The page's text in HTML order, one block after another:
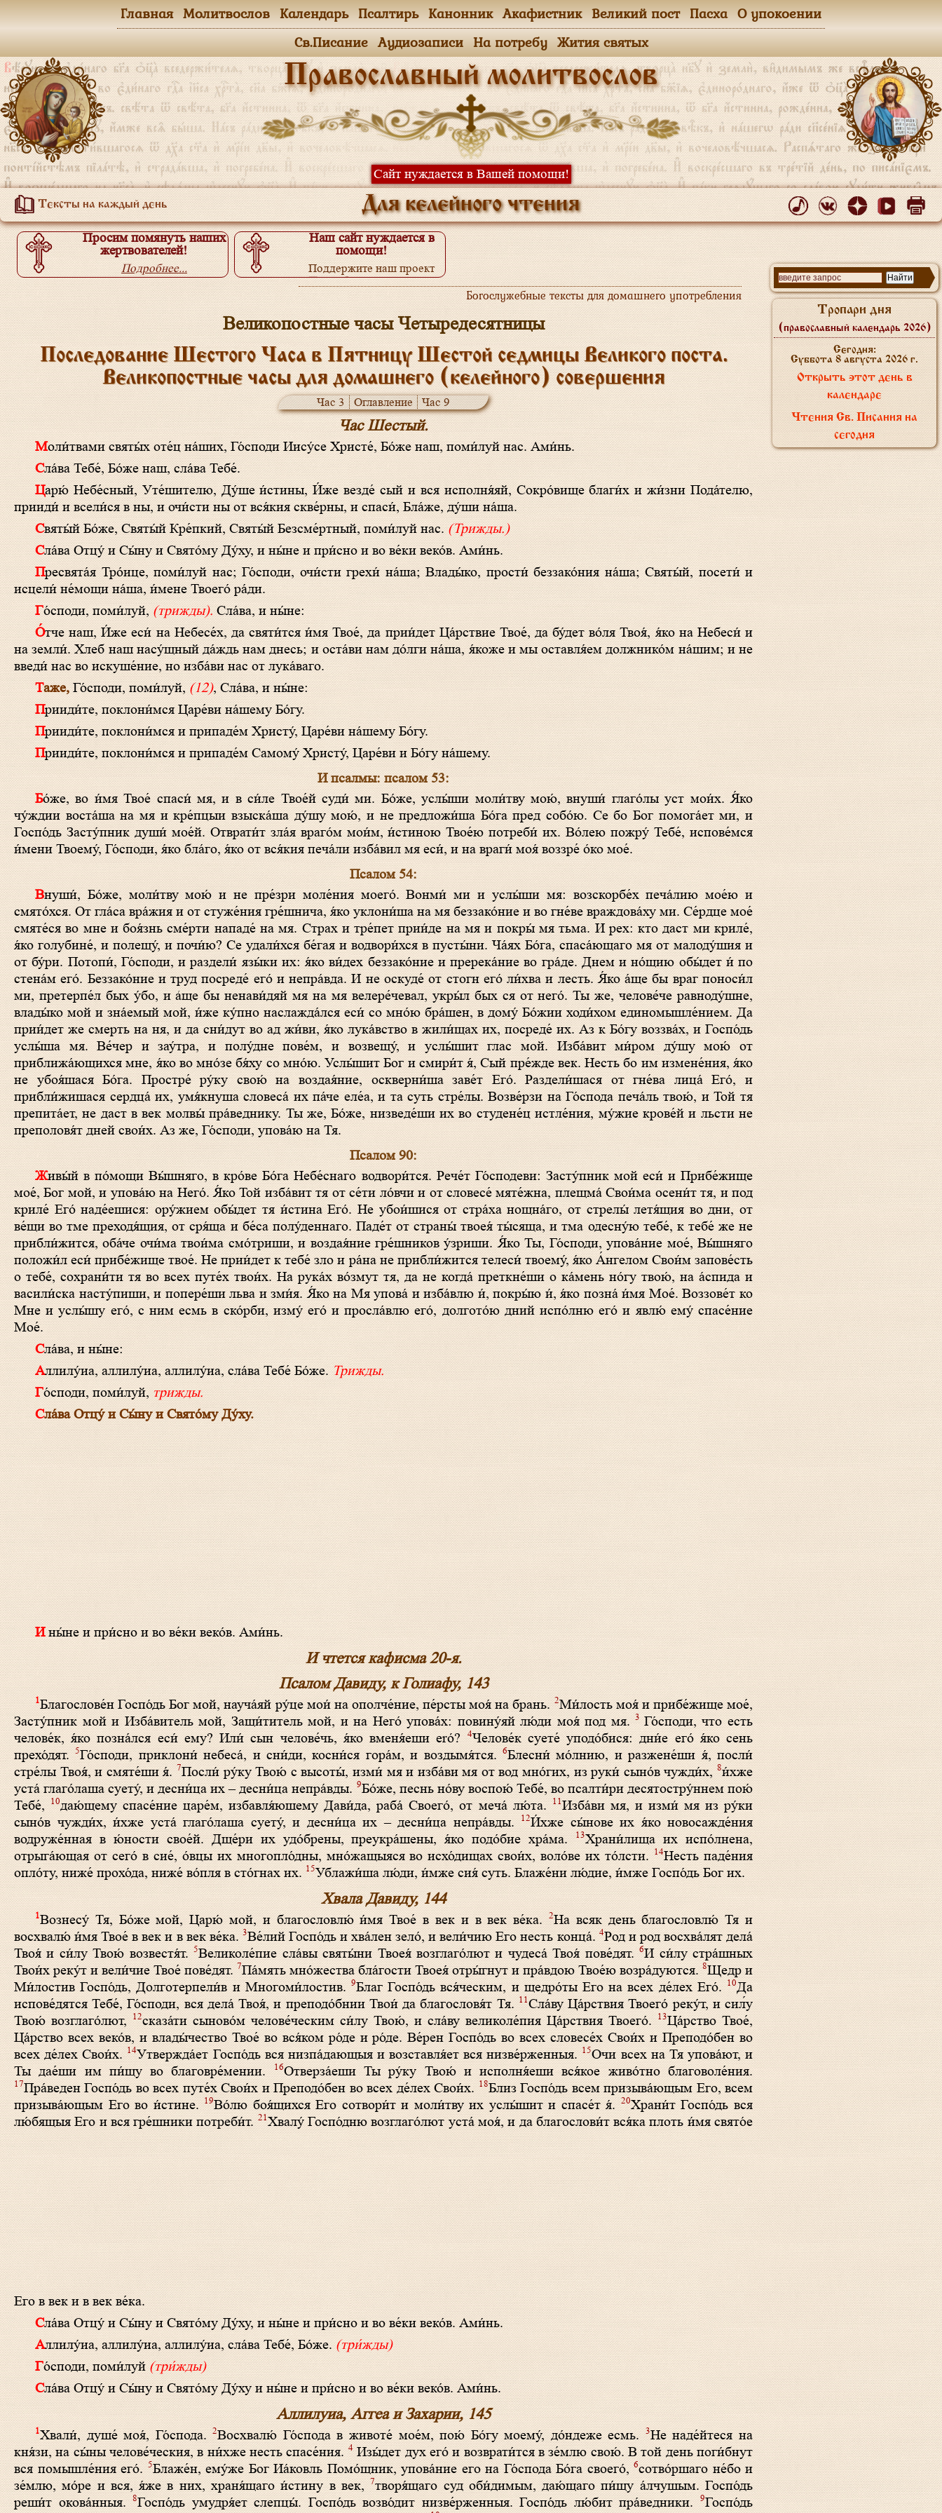
Православный молитвослов
Сайт нуждается в Вашей помощи!
Тексты на каждый день Для келейного чтения
Главная Молитвослов Календарь Псалтирь Канонник Акафистник Великий пост Пасха О упокоении
Св.Писание Аудиозаписи На потребу Жития святых
Просим помянуть наших
жертвователей!
Подробнее...
Наш сайт нуждается в
помощи!
Поддержите наш проект
Подробнее...
Богослужебные тексты для домашнего употребления
Великопостные часы Четыредесятницы
Последование Шестого Часа в Пятницу Шестой седмицы Великого поста.
Великопостные часы для домашнего (келейного) совершения
Час 3 Оглавление Час 9
Час Шестый.
Моли́твами святы́х оте́ц на́ших, Го́споди Иису́се Христе́, Бо́же наш, поми́луй нас. Ами́нь.
Сла́ва Тебе́, Бо́же наш, сла́ва Тебе́.
Царю́ Небе́сный, Уте́шителю, Ду́ше и́стины, И́же везде́ сый и вся исполня́яй, Сокро́вище благи́х и жи́зни Пода́телю,
прииди́ и всели́ся в ны, и очи́сти ны от вся́кия скве́рны, и спаси́, Бла́же, ду́ши на́ша.
Святы́й Бо́же, Святы́й Кре́пкий, Святы́й Безсме́ртный, поми́луй нас.(Трижды.)
Сла́ва Отцу́ и Сы́ну и Свято́му Ду́ху, и ны́не и при́сно и во ве́ки веко́в. Ами́нь.
Пресвята́я Тро́ице, поми́луй нас; Го́споди, очи́сти грехи́ на́ша; Влады́ко, прости́ беззако́ния на́ша; Святы́й, посети́ и
исцели́ не́мощи на́ша, и́мене Твоего́ ра́ди.
Го́споди, поми́луй,(трижды).Сла́ва, и ны́не:
О́тче наш, И́же еси́ на Небесе́х, да святи́тся и́мя Твое́, да прии́дет Ца́рствие Твое́, да бу́дет во́ля Твоя́, я́ко на Небеси́ и
на земли́. Хлеб наш насу́щный да́ждь нам днесь; и оста́ви нам до́лги на́ша, я́коже и мы оставля́ем должнико́м на́шим; и не
введи́ нас во искуше́ние, но изба́ви нас от лука́ваго.
Таже,Го́споди, поми́луй,(12), Сла́ва, и ны́не:
Прииди́те, поклони́мся Царе́ви на́шему Бо́гу.
Прииди́те, поклони́мся и припаде́м Христу́, Царе́ви на́шему Бо́гу.
Прииди́те, поклони́мся и припаде́м Самому́ Христу́, Царе́ви и Бо́гу на́шему.
И псалмы: псалом 53:
Бо́же, во и́мя Твое́ спаси́ мя, и в си́ле Твое́й суди́ ми. Бо́же, услы́ши моли́тву мою́, внуши́ глаго́лы уст мои́х. Я́ко
чу́ждии воста́ша на мя и кре́пцыи взыска́ша ду́шу мою́, и не предложи́ша Бо́га пред собо́ю. Се бо Бог помога́ет ми, и
Госпо́дь Засту́пник души́ мое́й. Отврати́т зла́я враго́м мои́м, и́стиною Твое́ю потреби́ их. Во́лею пожру́ Тебе́, испове́мся
и́мени Твоему́, Го́споди, я́ко бла́го, я́ко от вся́кия печа́ли изба́вил мя еси́, и на враги́ моя́ воззре́ о́ко мое́.
Псалом 54:
Внуши́, Бо́же, моли́тву мою́ и не пре́зри моле́ния моего́. Вонми́ ми и услы́ши мя: возскорбе́х печа́лию мое́ю и
смято́хся. От гла́са вра́жия и от стуже́ния гре́шнича, я́ко уклони́ша на мя беззако́ние и во гне́ве враждова́ху ми. Се́рдце мое́
смяте́ся во мне и боя́знь сме́рти нападе́ на мя. Страх и тре́пет прии́де на мя и покры́ мя тьма. И рех: кто даст ми криле́,
я́ко голубине́, и полещу́, и почи́ю? Се удали́хся бе́гая и водвори́хся в пусты́ни. Ча́ях Бо́га, спаса́ющаго мя от малоду́шия и
от бу́ри. Потопи́, Го́споди, и раздели́ язы́ки их: я́ко ви́дех беззако́ние и пререка́ние во гра́де. Днем и но́щию обы́дет и́ по
стена́м eго́. Беззако́ние и труд посреде́ eго́ и непра́вда. И не оскуде́ от стогн eго́ ли́хва и лесть. Я́ко а́ще бы враг поноси́л
ми, претерпе́л бых у́бо, и а́ще бы ненави́дяй мя на мя велере́чевал, укры́л бых ся от него́. Ты же, челове́че равноду́шне,
влады́ко мой и зна́емый мой, и́же ку́пно наслажда́лся еси́ со мно́ю бра́шен, в дому́ Бо́жии ходи́хом единомышле́нием. Да
прии́дет же смерть на ня, и да сни́дут во ад жи́ви, я́ко лука́вство в жили́щах их, посреде́ их. Аз к Бо́гу воззва́х, и Госпо́дь
услы́ша мя. Ве́чер и зау́тра, и полу́дне пове́м, и возвещу́, и услы́шит глас мой. Изба́вит ми́ром ду́шу мою́ от
приближа́ющихся мне, я́ко во мно́зе бя́ху со мно́ю. Услы́шит Бог и смири́т я́, Сый пре́жде век. Несть бо им измене́ния, я́ко
не убоя́шася Бо́га. Простре́ ру́ку свою́ на воздая́ние, оскверни́ша заве́т Его́. Раздели́шася от гне́ва лица́ Его́, и
прибли́жишася сердца́ их, умя́кнуша словеса́ их па́че еле́а, и та суть стре́лы. Возве́рзи на Го́спода печа́ль твою́, и Той тя
препита́ет, не даст в век молвы́ пра́веднику. Ты же, Бо́же, низведе́ши их во студене́ц истле́ния, му́жие крове́й и льсти не
преполовя́т дней свои́х. Аз же, Го́споди, упова́ю на Тя.
Псалом 90:
Живы́й в по́мощи Вы́шняго, в кро́ве Бо́га Небе́снаго водвори́тся. Рече́т Го́сподеви: Засту́пник мой еси́ и Прибе́жище
мое́, Бог мой, и упова́ю на Него́. Я́ко Той изба́вит тя от се́ти ло́вчи и от словесе́ мяте́жна, плещма́ Свои́ма осени́т тя, и под
криле́ Его́ наде́ешися: ору́жием обы́дет тя и́стина Его́. Не убои́шися от стра́ха нощна́го, от стрелы́ летя́щия во дни, от
ве́щи во тме преходя́щия, от сря́ща и бе́са полу́деннаго. Паде́т от страны́ твоея́ ты́сяща, и тма одесну́ю тебе́, к тебе́ же не
прибли́жится, оба́че очи́ма твои́ма смо́триши, и воздая́ние гре́шников у́зриши. Я́ко Ты, Го́споди, упова́ние мое́, Вы́шняго
положи́л еси́ прибе́жище твое́. Не прии́дет к тебе́ зло и ра́на не прибли́жится телеси́ твоему́, я́ко А́нгелом Свои́м запове́сть
о тебе́, сохрани́ти тя во всех путе́х твои́х. На рука́х во́змут тя, да не когда́ преткне́ши о ка́мень но́гу твою́, на а́спида и
васили́ска насту́пиши, и попере́ши льва и зми́я. Я́ко на Мя упова́ и изба́влю и́, покры́ю и́, я́ко позна́ и́мя Мое́. Воззове́т ко
Мне и услы́шу eго́, с ним есмь в ско́рби, изму́ eго́ и просла́влю eго́, долгото́ю дний испо́лню eго́ и явлю́ eму́ спасе́ние
Мое́.
Сла́ва, и ны́не:
Аллилу́иа, аллилу́иа, аллилу́иа, сла́ва Тебе́ Бо́же.Трижды.
Го́споди, поми́луй,трижды.
Сла́ва Отцу́ и Сы́ну и Свято́му Ду́ху.
И ны́не и при́сно и во ве́ки веко́в. Ами́нь.
И чтется кафисма 20-я.
Псалом Давиду, к Голиафу, 143
1Благослове́н Госпо́дь Бог мой, науча́яй ру́це мои́ на ополче́ние, пе́рсты моя́ на брань.2Ми́лость моя́ и прибе́жище мое́,
Засту́пник мой и Изба́витель мой, Защи́титель мой, и на Него́ упова́х: повину́яй лю́ди моя́ под мя.3Го́споди, что есть
челове́к, я́ко позна́лся еси́ ему? Или́ сын челове́чь, я́ко вменя́еши eró?4Челове́к суете́ уподо́бися: дни́е его́ я́ко сень
прехо́дят.5Го́споди, приклони́ небеса́, и сни́ди, косни́ся гора́м, и воздымя́тся.6Блесни́ мо́лнию, и разжене́ши я́, посли́
стре́лы Твоя́, и смяте́ши я́. 7Посли́ ру́ку Твою́ с высоты́, изми́ мя и изба́ви мя от вод мно́гих, из руки́ сыно́в чужди́х,8и́хже
уста́ глаго́лаша суету́, и десни́ца их – десни́ца непра́вды.9Бо́же, песнь но́ву воспою́ Тебе́, во псалти́ри десятостру́ннем пою́
Тебе́,10даю́щему спасе́ние царе́м, избавля́юшему Дави́да, раба́ Своего́, от меча́ лю́та.11Изба́ви мя, и изми́ мя из ру́ки
сыно́в чужди́х, и́хже уста́ глаго́лаша суету́, и десни́ца их – десни́ца непра́вды. 12И́хже сы́нове их я́ко новосажде́ния
водруже́нная в ю́ности свое́й. Дще́ри их удо́брены, преукра́шены, я́ко подо́бие хра́ма.13Храни́лища их испо́лнена,
отрыга́ющая от сего́ в сие́, о́вцы их многопло́дны, мно́жащыяся во исхо́дищах свои́х, воло́ве их то́лсти.14Несть паде́ния
опло́ту, ниже́ прохо́да, ниже́ во́пля в сто́гнах их.15Ублажи́ша лю́ди, и́мже сия́ суть. Блаже́ни лю́дие, и́мже Госпо́дь Бог их.
Хвала Давиду, 144
1Вознесу́ Тя, Бо́же мой, Царю́ мой, и благословлю́ и́мя Твое́ в век и в век ве́ка.2На всяк день благословлю́ Тя и
восхвалю́ и́мя Твое́ в век и в век ве́ка.3Ве́лий Госпо́дь и хва́лен зело́, и вели́чию Его несть конца́. 4Род и род восхва́лят дела́
Твоя́ и си́лу Твою́ возвестя́т.5Великоле́пие сла́вы святы́ни Твоея́ возглаго́лют и чудеса́ Твоя́ пове́дят.6И си́лу стра́шных
Твои́х реку́т и вели́чие Твое́ пове́дят.7Па́мять мно́жества бла́гости Твоея́ отры́гнут и пра́вдою Твое́ю возра́дуются.8Щедр и
Ми́лостив Госпо́дь, Долготерпели́в и Многоми́лостив.9Благ Госпо́дь вся́ческим, и щедро́ты Его на всех де́лех Его́. 10Да
испове́дятся Тебе́, Го́споди, вся дела́ Твоя́, и преподо́бнии Твои́ да благословя́т Тя. 11Сла́ву Ца́рствия Твоего́ реку́т, и сил́у
Твою́ возглаго́лют,12сказа́ти сыново́м челове́ческим си́лу Твою́, и сла́ву великоле́пия Ца́рствия Твоего́.13Ца́рство Твое́,
Ца́рство всех веко́в, и влады́чество Твое́ во вся́ком ро́де и ро́де. Ве́рен Госпо́дь во всех словесе́х Свои́х и Преподо́бен во
всех де́лех Свои́х.14Утвержда́ет Госпо́дь вся низпа́дающыя и возставля́ет вся низве́рженныя.15Очи всех на Тя упова́ют, и
Ты дае́ши им пи́щу во благовре́мении.16Отверза́еши Ты ру́ку Твою́ и исполня́еши вся́кое живо́тно благоволе́ния.
17Пра́веден Госпо́дь во всех путе́х Свои́х и Преподо́бен во всех де́лех Свои́х. 18Близ Госпо́дь всем призыва́ющым Его, всем
призыва́ющым Его во и́стине.19Во́лю боя́щихся Его сотвори́т и моли́тву их услы́шит и спасе́т я́.20Храни́т Госпо́дь вся
лю́бящыя Его и вся гре́шники потреби́т.21Хвалу́ Госпо́дню возглаго́лют уста́ моя́, и да благослови́т вся́ка плоть и́мя свято́е
Его в век и в век ве́ка.
Сла́­ва Отцу́ и Сы́­ну и Свя­то́­му Ду́ху, и ны́­не и при́с­но и во ве́­ки ве­ко́в. Ами́нь.
Алли­лу́иа, алли­лу́иа, алли­лу́иа, сла́­ва Те­бе́, Бо́­же.(три́жды)
Го́с­по­ди, по­ми́­луй(три́жды)
Сла́­ва Отцу́ и Сы́­ну и Свято́­му Ду́ху и ны́­не и при́с­но и во ве́­ки ве­ко́в. Ами́нь.
Аллилуиа, Аггеа и Захарии, 145
1Хвали́, душе́ моя́, Го́спода.2Восхвалю́ Го́спода в животе́ мое́м, пою́ Бо́гу моему́, до́ндеже есмь.3Не наде́йтеся на
кня́зи, на сы́ны челове́ческия, в ни́хже несть спасе́ния.4Изы́дет дух его́ и возврати́тся в зе́млю свою́. В той день поги́бнут
вся помышле́ния его́.5Блаже́н, ему́же Бог Иа́ковль Помо́щник, упова́ние его на Го́спода Бо́га своего́, 6сотво́ршаго не́бо и
зе́млю, мо́ре и вся, я́же в них, храня́щаго и́стину в век,7творя́щаго суд оби́димым, даю́щаго пи́щу а́лчушым. Госпо́дь
реши́т окова́нныя.8Госпо́дь умудря́ет слепцы́. Госпо́дь возво́дит низве́рженныя. Госпо́дь лю́бит пра́ведники.9Госпо́дь
Тропари дня
(православный календарь 2026)
Сегодня:
Суббота 8 августа 2026 г.
Открыть этот день в
календаре
Чтения Св. Писания на
сегодня